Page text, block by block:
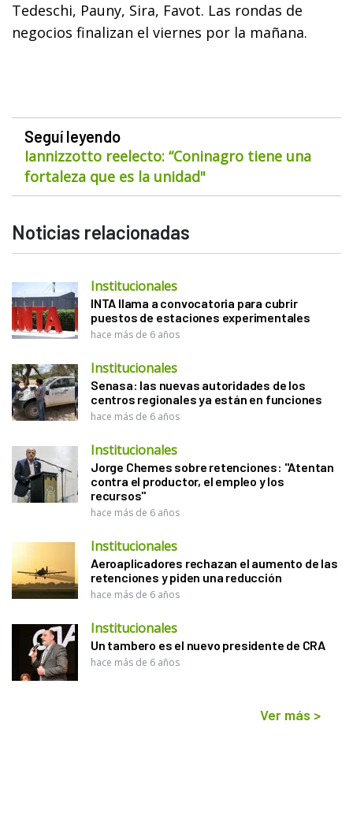
Tedeschi, Pauny, Sira, Favot. Las rondas de
negocios finalizan el viernes por la mañana.
Seguí leyendo
Iannizzotto reelecto: “Coninagro tiene una
fortaleza que es la unidad"
Noticias relacionadas
Institucionales
INTA llama a convocatoria para cubrir
puestos de estaciones experimentales
hace más de 6 años
Institucionales
Senasa: las nuevas autoridades de los
centros regionales ya están en funciones
hace más de 6 años
Institucionales
Jorge Chemes sobre retenciones: "Atentan
contra el productor, el empleo y los
recursos"
hace más de 6 años
Institucionales
Aeroaplicadores rechazan el aumento de las
retenciones y piden una reducción
hace más de 6 años
Institucionales
Un tambero es el nuevo presidente de CRA
hace más de 6 años
Ver más >